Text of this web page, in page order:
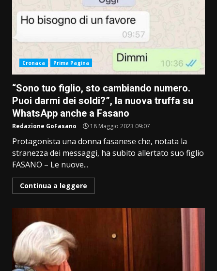
Cronaca Prima Pagina
“Sono tuo figlio, sto cambiando numero.
Puoi darmi dei soldi?”, la nuova truffa su
WhatsApp anche a Fasano
Redazione GoFasano 18 Maggio 2023 09:07
Protagonista una donna fasanese che, notata la
stranezza dei messaggi, ha subito allertato suo figlio
FASANO – Le nuove...
Continua a leggere